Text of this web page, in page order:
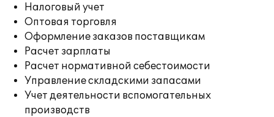
Налоговый учет
Оптовая торговля
Оформление заказов поставщикам
Расчет зарплаты
Расчет нормативной себестоимости
Управление складскими запасами
Учет деятельности вспомогательных
производств